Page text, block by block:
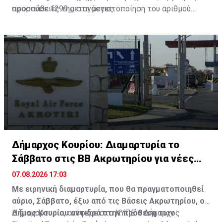
αφορούσε 1299 μετανάστες.
προσπάθειές της στη μεγιστοποίηση του αριθμού
συντονισμό και με άλλες αρμόδιες Υπηρεσίες.
Δήμαρχος Κουρίου: Διαμαρτυρία το
Σάββατο στις ΒΒ Ακρωτηρίου για νέες
κεραίες
07.08.2026 17:03
Με ειρηνική διαμαρτυρία, που θα πραγματοποιηθεί
αύριο, Σάββατο, έξω από τις Βάσεις Ακρωτηρίου, ο
Δήμος Κουρίου αντιδρά στην πρόθεση των
Η διαμαρτυρία, ανέφερε στο ΚΥΠΕ ο Δήμαρχος